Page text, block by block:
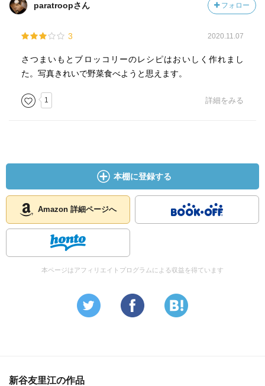
paratroopさん フォロー
3 2020.11.07
さつまいもとブロッコリーのレシピはおいしく作れまし
た。写真きれいで野菜食べようと思えます。
1 詳細をみる
本棚に登録する
Amazon 詳細ページへ
本ページはアフィリエイトプログラムによる収益を得ています
新谷友里江の作品